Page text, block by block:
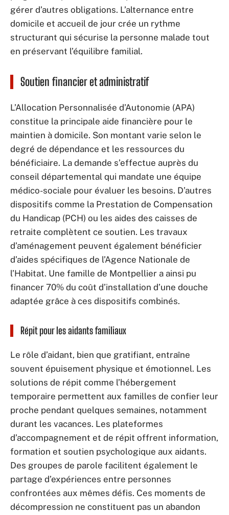
gérer d’autres obligations. L’alternance entre
domicile et accueil de jour crée un rythme
structurant qui sécurise la personne malade tout
en préservant l’équilibre familial.
Soutien financier et administratif
L’Allocation Personnalisée d’Autonomie (APA)
constitue la principale aide financière pour le
maintien à domicile. Son montant varie selon le
degré de dépendance et les ressources du
bénéficiaire. La demande s’effectue auprès du
conseil départemental qui mandate une équipe
médico-sociale pour évaluer les besoins. D’autres
dispositifs comme la Prestation de Compensation
du Handicap (PCH) ou les aides des caisses de
retraite complètent ce soutien. Les travaux
d’aménagement peuvent également bénéficier
d’aides spécifiques de l’Agence Nationale de
l’Habitat. Une famille de Montpellier a ainsi pu
financer 70% du coût d’installation d’une douche
adaptée grâce à ces dispositifs combinés.
Répit pour les aidants familiaux
Le rôle d’aidant, bien que gratifiant, entraîne
souvent épuisement physique et émotionnel. Les
solutions de répit comme l’hébergement
temporaire permettent aux familles de confier leur
proche pendant quelques semaines, notamment
durant les vacances. Les plateformes
d’accompagnement et de répit offrent information,
formation et soutien psychologique aux aidants.
Des groupes de parole facilitent également le
partage d’expériences entre personnes
confrontées aux mêmes défis. Ces moments de
décompression ne constituent pas un abandon